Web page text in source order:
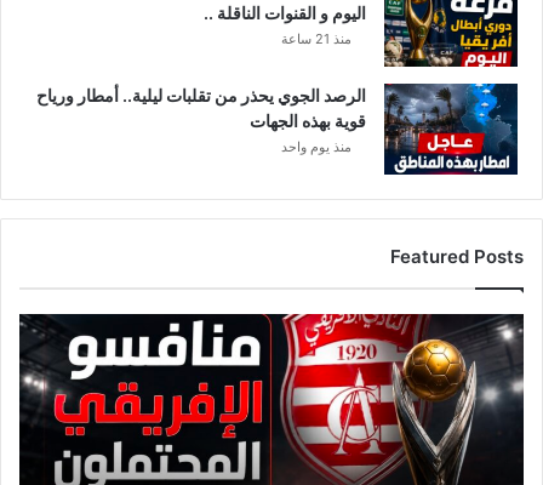
اليوم و القنوات الناقلة ..
منذ 21 ساعة
الرصد الجوي يحذر من تقلبات ليلية.. أمطار ورياح
قوية بهذه الجهات
منذ يوم واحد
Featured Posts
ق
ئ
م